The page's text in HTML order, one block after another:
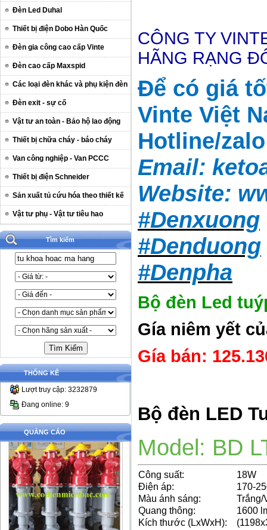
Đèn Led Duhal
Thiết bị điện Dobo Hàn Quốc
Đèn gia công cao cấp Vinte
Đèn cao cấp Maxspid
Các loại đèn khác và phụ kiện đèn
Đèn exit - sự cố
Vật tư an toàn - Bảo hộ lao động
Thiết bị chữa cháy - báo cháy
Van công nghiệp - Van PCCC
Thiết bị điện Schneider
Sản xuất tủ cứu hóa theo thiết kế
Vật tư phụ - Vật tư tiêu hao
Tìm kiếm
THỐNG KÊ
Lượt truy cập: 3232879
Đang online: 9
QUẢNG CÁO
CÔNG TY
HÃNG RẠNG
Để có giá
Vinte Việt
Hotline/
Email:
Website:
#Denxuong
#Denduong
#Denpha
Bộ đèn Led
Gía niêm yết
Gía bán:
Bộ đèn LED
Model: BD
Công suất:
18W
Điện áp:
170-
Màu ánh sáng:
Trắng/
Quang thông:
1600
Kích thước (LxWxH):